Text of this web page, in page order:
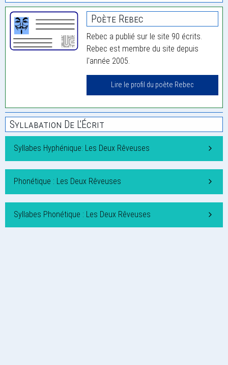
Poète Rebec
Rebec a publié sur le site 90 écrits.
Rebec est membre du site depuis
l'année 2005.
Lire le profil du poète Rebec
Syllabation De L'Écrit
Syllabes Hyphénique: Les Deux Rêveuses
Phonétique : Les Deux Rêveuses
Syllabes Phonétique : Les Deux Rêveuses